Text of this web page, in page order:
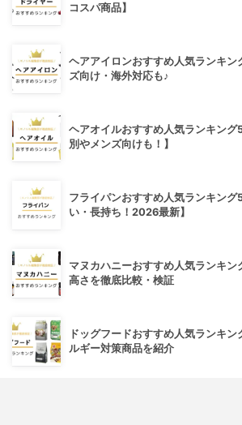
コスパ商品】
ヘアアイロンおすすめ人気ランキ
ズ向け・海外対応も♪
ヘアオイルおすすめ人気ランキン
別やメンズ向けも！】
フライパンおすすめ人気ランキン
い・長持ち！2026最新】
マヌカハニーおすすめ人気ランキ
高さを徹底比較・検証
ドッグフードおすすめ人気ランキ
ルギー対策商品を紹介